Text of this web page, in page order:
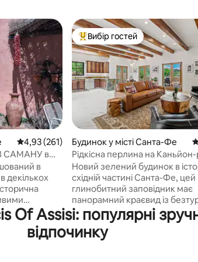
Середня оцінка: 4,93 з 5, відгуки: 261
4,93 (261)
САМАНУ в
в
та
Топ вибір гостей
Вибір гостей
Будинок у місті Санта-Фе
Рідкісна перлина на Каньйон-
власною гідромасажною
Новий зелений будинок в
східній частині Санта-Фе, цей
глинобитний заповідник має
панорамний краєвид із
розкішшю. У 2 хвилинах їзди від
Каньйон-роуд або центру
можете ознайомитися з
насолодитися цим приватним
Of Assisi: популярні
відпочинку